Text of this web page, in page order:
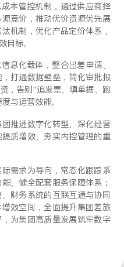
本管控机制，通过供应商择
竞价，推动优价资源优先展
机制，优化产品定价体系，
目标。
息化载体，整合出差申请、
打通数据壁垒，简化审批报
，告别“追发票、填单据、跑
与运营效能。
推进数字化转型、深化经营
质增效、夯实内控管理的重
需求为导向，常态化跟踪系
、健全配套服务保障体系；
财务系统的互联互通与协同
效空间，全面提升集团差旅
为集团高质量发展筑牢数字